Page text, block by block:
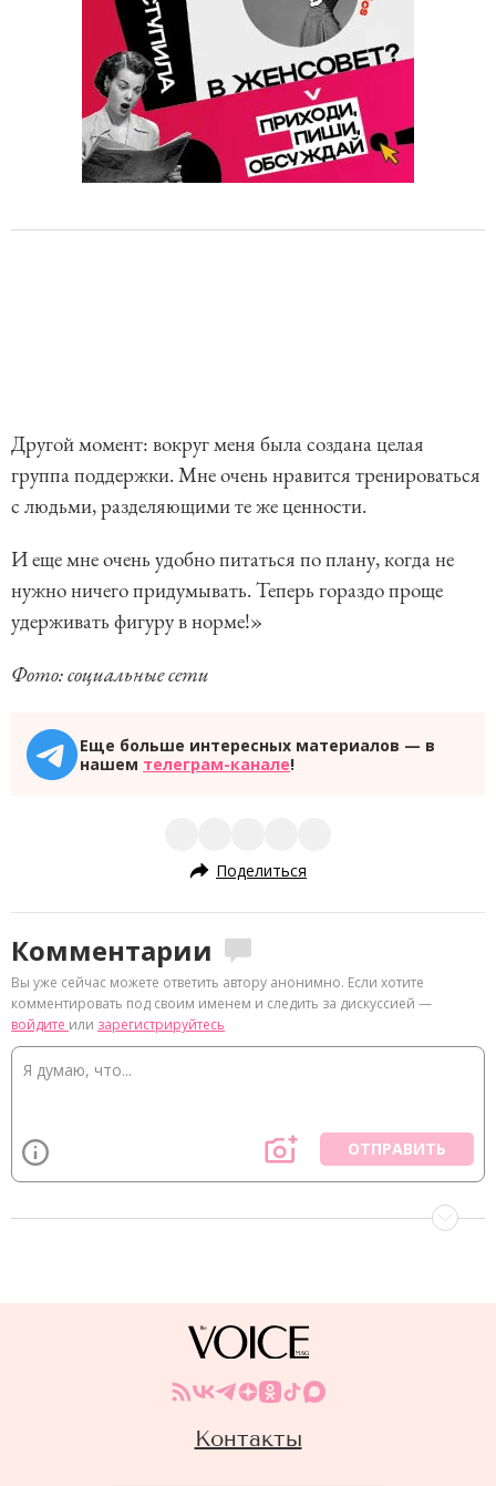
Другой момент: вокруг меня была создана целая
группа поддержки. Мне очень нравится тренироваться
с людьми, разделяющими те же ценности.
И еще мне очень удобно питаться по плану, когда не
нужно ничего придумывать. Теперь гораздо проще
удерживать фигуру в норме!»
Фото: социальные сети
Еще больше интересных материалов — в
нашем телеграм-канале!
Поделиться
Комментарии
Вы уже сейчас можете ответить автору анонимно. Если хотите
комментировать под своим именем и следить за дискуссией —
войдите или зарегистрируйтесь
ОТПРАВИТЬ
Контакты